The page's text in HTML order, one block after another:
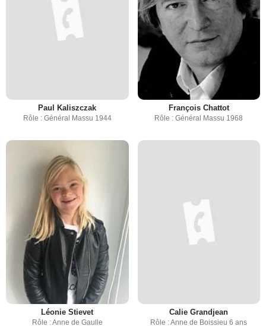
Paul Kaliszczak
Rôle : Général Massu 1944
François Chattot
Rôle : Général Massu 1968
Léonie Stievet
Rôle : Anne de Gaulle
Calie Grandjean
Rôle : Anne de Boissieu 6 ans